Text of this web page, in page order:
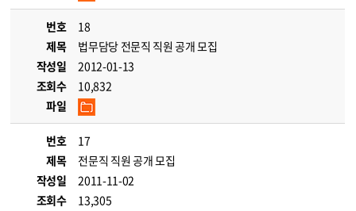
번호
18
제목
법무담당 전문직 직원 공개 모집
작성일
2012-01-13
조회수
10,832
파일
번호
17
제목
전문직 직원 공개 모집
작성일
2011-11-02
조회수
13,305